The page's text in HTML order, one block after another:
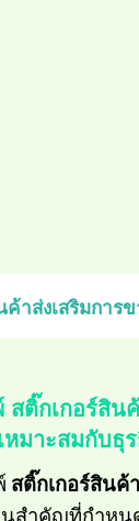
ค้าส่งเสริมการ
สติ๊กเกอร์สิน
หมาะสมกับธุ
สติ๊กเกอร์สินค้
สำคัญที่กำหน